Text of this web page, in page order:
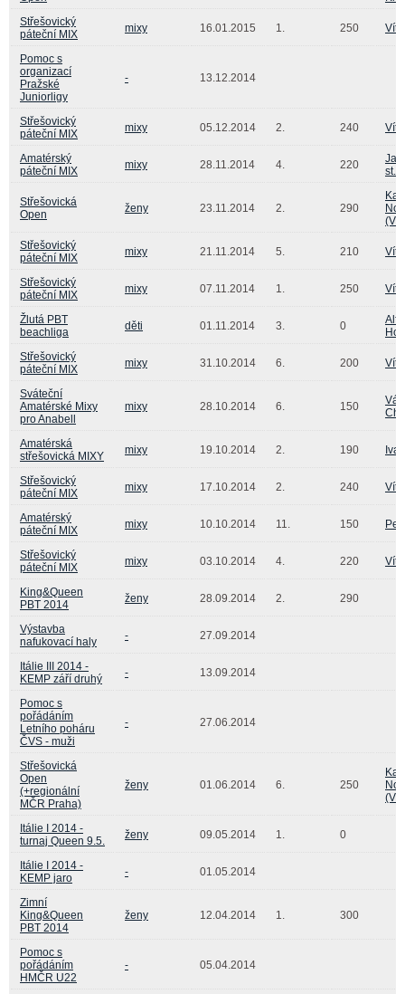
Střešovický
páteční MIX
mixy 16.01.2015 1. 250 Vít
Pomoc s
organizací
Pražské
Juniorligy
- 13.12.2014
Střešovický
páteční MIX
mixy 05.12.2014 2. 240 Vít
Amatérský
páteční MIX
mixy 28.11.2014 4. 220
st.
Střešovická
Open
ženy 23.11.2014 2. 290
Střešovický
páteční MIX
mixy 21.11.2014 5. 210 Vít
Střešovický
páteční MIX
mixy 07.11.2014 1. 250 Vít
Žlutá PBT
beachliga
děti 01.11.2014 3. 0
Střešovický
páteční MIX
mixy 31.10.2014 6. 200 Vít
Sváteční
Amatérské Mixy
pro Anabell
mixy 28.10.2014 6. 150
Amatérská
střešovická MIXY
mixy 19.10.2014 2. 190
Střešovický
páteční MIX
mixy 17.10.2014 2. 240 Vít
Amatérský
páteční MIX
mixy 10.10.2014 11. 150
Střešovický
páteční MIX
mixy 03.10.2014 4. 220 Vít
King&Queen
PBT 2014
ženy 28.09.2014 2. 290
Výstavba
nafukovací haly
- 27.09.2014
Itálie III 2014 -
KEMP září druhý
- 13.09.2014
Pomoc s
pořádáním
Letního poháru
ČVS - muži
- 27.06.2014
Střešovická
Open
(+regionální
MČR Praha)
ženy 01.06.2014 6. 250
Itálie I 2014 -
turnaj Queen 9.5.
ženy 09.05.2014 1. 0
Itálie I 2014 -
KEMP jaro
- 01.05.2014
Zimní
King&Queen
PBT 2014
ženy 12.04.2014 1. 300
Pomoc s
pořádáním
HMČR U22
- 05.04.2014